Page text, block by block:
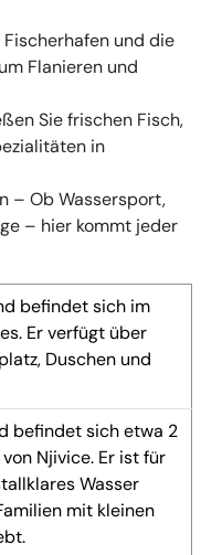
und die
Flanieren und
Sie frischen Fisch,
in
– Ob Wassersport,
– hier kommt jeder
befindet sich im
Er verfügt über
Duschen und
befindet sich etwa 2
Njivice. Er ist für
Wasser
mit kleinen